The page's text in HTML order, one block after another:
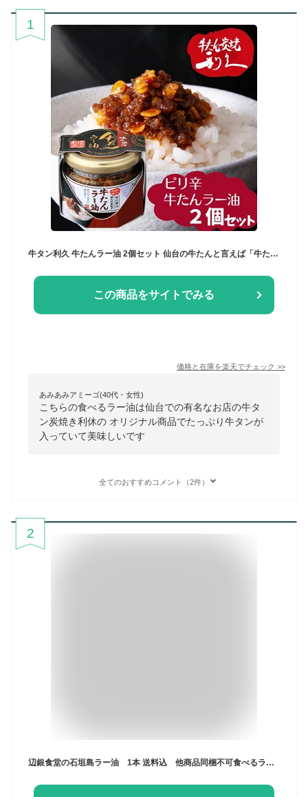
1
牛タン利久 牛たんラー油 2個セット 仙台の牛たんと言えば「牛たん炭焼 利久」ピリ辛 らー油 辣油 ラーユ らーゆ 食べるラー油 おつまみ おかず ご飯の共 ご飯 名店 有名店 人気店
この商品をサイトでみる
価格と在庫を楽天でチェック >>
あみあみアミーゴ(40代・女性)
こちらの食べるラー油は仙台での有名なお店の牛タ
ン炭焼き利休の オリジナル商品でたっぷり牛タンが
入っていて美味しいです
全てのおすすめコメント（2件）
2
辺銀食堂の石垣島ラー油 1本 送料込 他商品同梱不可食べるラー油 石垣島 辺銀食堂 ペンギン食堂